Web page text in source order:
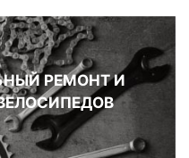
РЕМОНТ И